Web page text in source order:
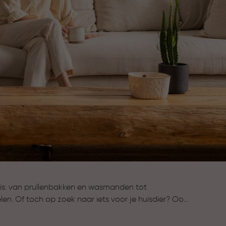
van prullenbakken en wasmanden tot
Of toch op zoek naar iets voor je huisdier? Ook